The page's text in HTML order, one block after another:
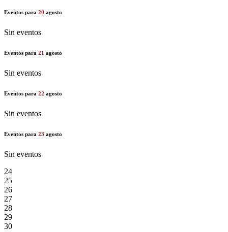
Eventos para 20 agosto
Sin eventos
Eventos para 21 agosto
Sin eventos
Eventos para 22 agosto
Sin eventos
Eventos para 23 agosto
Sin eventos
24
25
26
27
28
29
30